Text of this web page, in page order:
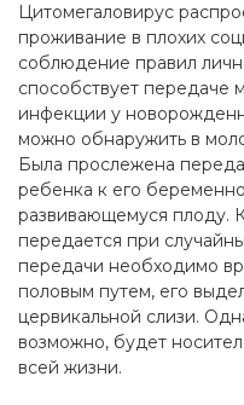
Цитомегаловирус
проживание в плохих
соблюдение правил
способствует передаче
инфекции у
можно обнаружить в
Была прослежена
ребенка к его
развивающемуся плоду.
передается при
передачи необходимо
половым путем, его
цервикальной слизи.
возможно, будет
всей жизни.